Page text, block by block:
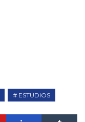
ESTUDIOS